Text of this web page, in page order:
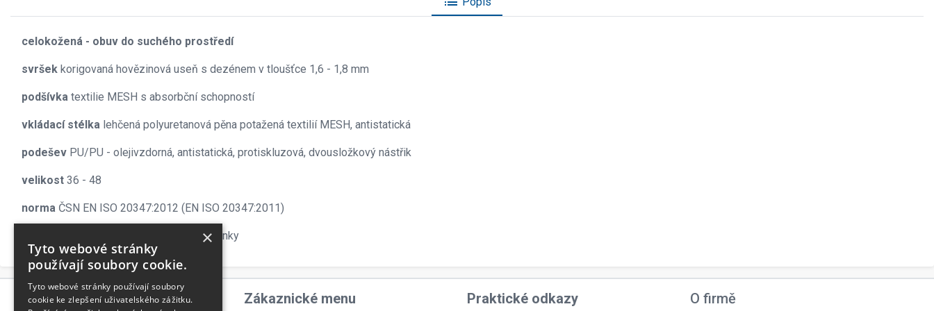
celokožená - obuv do suchého prostředí
svršek korigovaná hovězinová useň s dezénem v tloušťce 1,6 - 1,8 mm
podšívka textilie MESH s absorbční schopností
vkládací stélka lehčená polyuretanová pěna potažená textilií MESH, antistatická
podešev PU/PU - olejivzdorná, antistatická, protiskluzová, dvousložkový nástřik
velikost 36 - 48
norma ČSN EN ISO 20347:2012 (EN ISO 20347:2011)
O1 FO SRC - bez ocelové tužinky
Odebírejte novinky Zákaznické menu Praktické odkazy O firmě
×
Tyto webové stránky
používají soubory cookie.
Tyto webové stránky používají soubory
cookie ke zlepšení uživatelského zážitku.